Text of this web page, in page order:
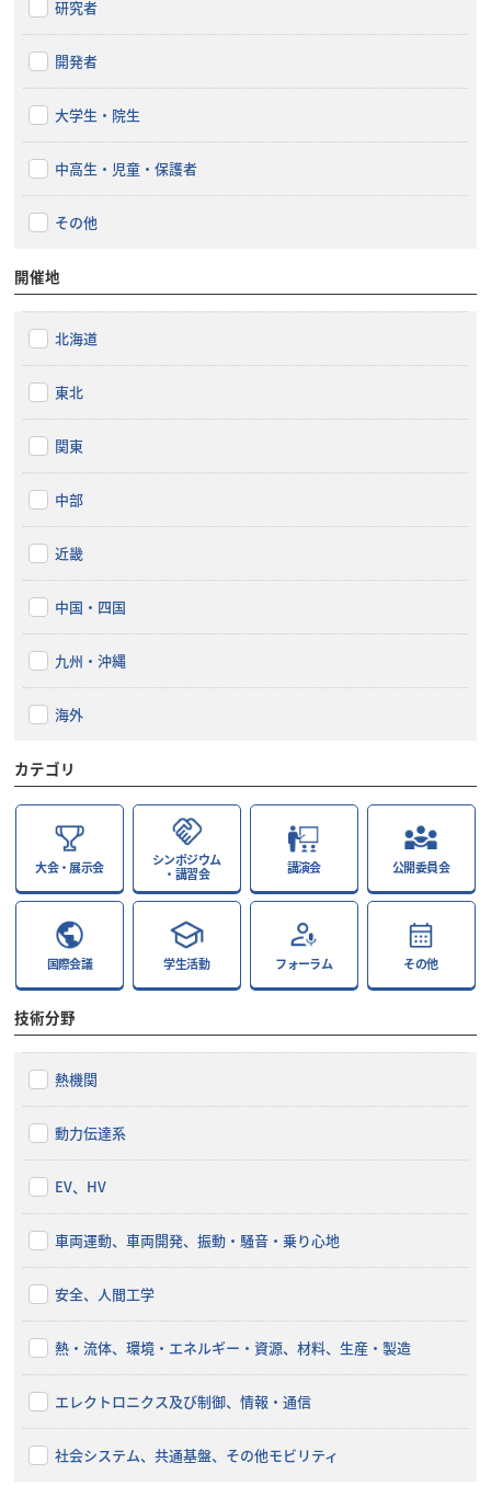
研究者
開発者
大学生・院生
中高生・児童・保護者
その他
開催地
北海道
東北
関東
中部
近畿
中国・四国
九州・沖縄
海外
カテゴリ
大会・展示会
シンポジウム
・講習会
講演会 公開委員会
国際会議 学生活動 フォーラム その他
技術分野
熱機関
動力伝達系
EV、HV
車両運動、車両開発、振動・騒音・乗り心地
安全、人間工学
熱・流体、環境・エネルギー・資源、材料、生産・製造
エレクトロニクス及び制御、情報・通信
社会システム、共通基盤、その他モビリティ